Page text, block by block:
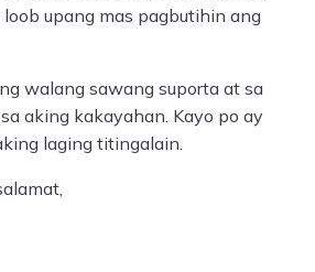
upang mas pagbutihin ang
walang sawang suporta at sa
aking kakayahan. Kayo po ay
laging titingalain.